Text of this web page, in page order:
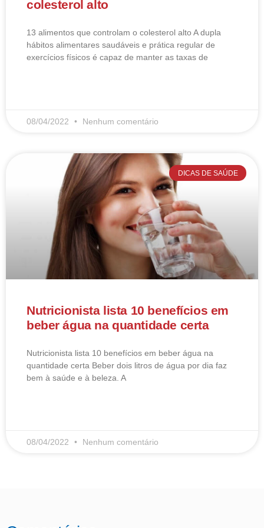
colesterol alto
13 alimentos que controlam o colesterol alto​ A dupla
hábitos alimentares saudáveis e prática regular de
exercícios físicos é capaz de manter as taxas de
08/04/2022 Nenhum comentário
DICAS DE SAÚDE
Nutricionista lista 10 benefícios em
beber água na quantidade certa
Nutricionista lista 10 benefícios em beber água na
quantidade certa Beber dois litros de água por dia faz
bem à saúde e à beleza. A
08/04/2022 Nenhum comentário